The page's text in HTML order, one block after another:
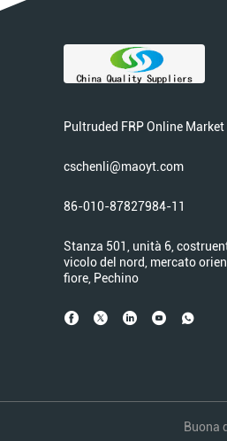
Pultruded FRP Online Market
cschenli@maoyt.com
86-010-87827984-11
Stanza 501, unità 6,
vicolo del nord, mercato
fiore, Pechino
Buona